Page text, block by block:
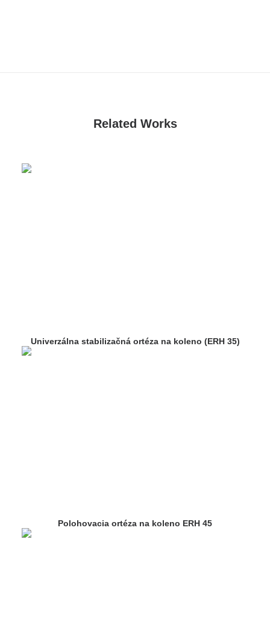
Related Works
Univerzálna stabilizačná ortéza na koleno (ERH 35)
Polohovacia ortéza na koleno ERH 45